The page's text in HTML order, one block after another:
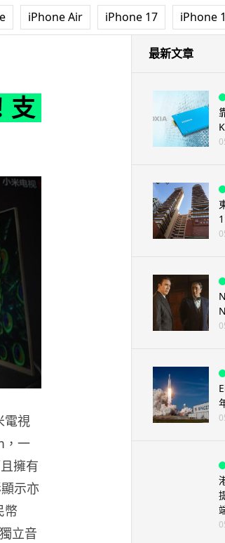
iPhone Air iPhone 17 iPhone
支
電視
，一
擁有
示亦
幣
立音
最新文章